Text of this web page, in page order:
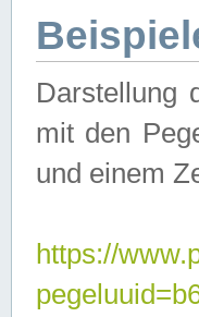
Darstellung
mit den
und einem
https://